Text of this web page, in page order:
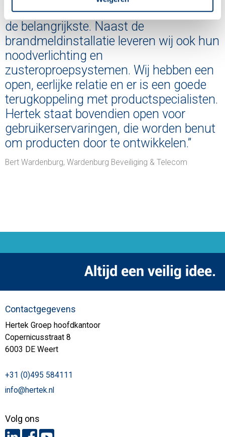
brandmeldinstallaties voeren, is Hertek
de belangrijkste. Naast de
brandmeldinstallatie leveren wij ook hun
noodverlichting en
zusteroproepsystemen. Wij hebben een
open, eerlijke relatie en er is een goede
terugkoppeling met productspecialisten.
Hertek staat bovendien open voor
gebruikerservaringen, die worden benut
om producten door te ontwikkelen.”
Bert Wardenburg, Wardenburg Beveiliging & Telecom
Contactgegevens
Hertek Groep hoofdkantoor
Copernicusstraat 8
6003 DE Weert
+31 (0)495 584111
info@hertek.nl
Volg ons